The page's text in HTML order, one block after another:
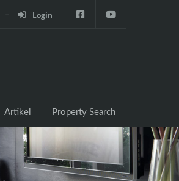
Login
Artikel Property Search